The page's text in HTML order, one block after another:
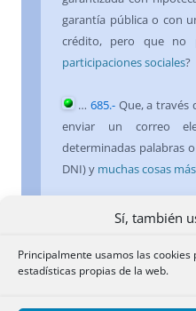
Sí, también
Principalmente usamos las
estadísticas propias de la web.
garantía pública o con
crédito, pero que no
participaciones sociales?
… 685.- Que, a través
enviar un correo
determinadas palabras
DNI) y muchas cosas más
684.-Que los
interpretar los
causante no está clara,